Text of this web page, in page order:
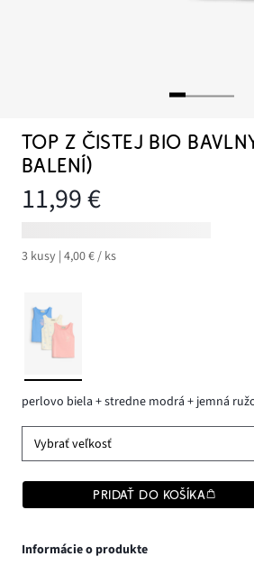
TOP Z ČISTEJ BIO
BALENÍ)
11,99 €
3 kusy | 4,00 € / ks
perlovo biela + stredne modrá + jemná
Vybrať veľkosť
PRIDAŤ DO KOŠÍKA
Informácie o produkte